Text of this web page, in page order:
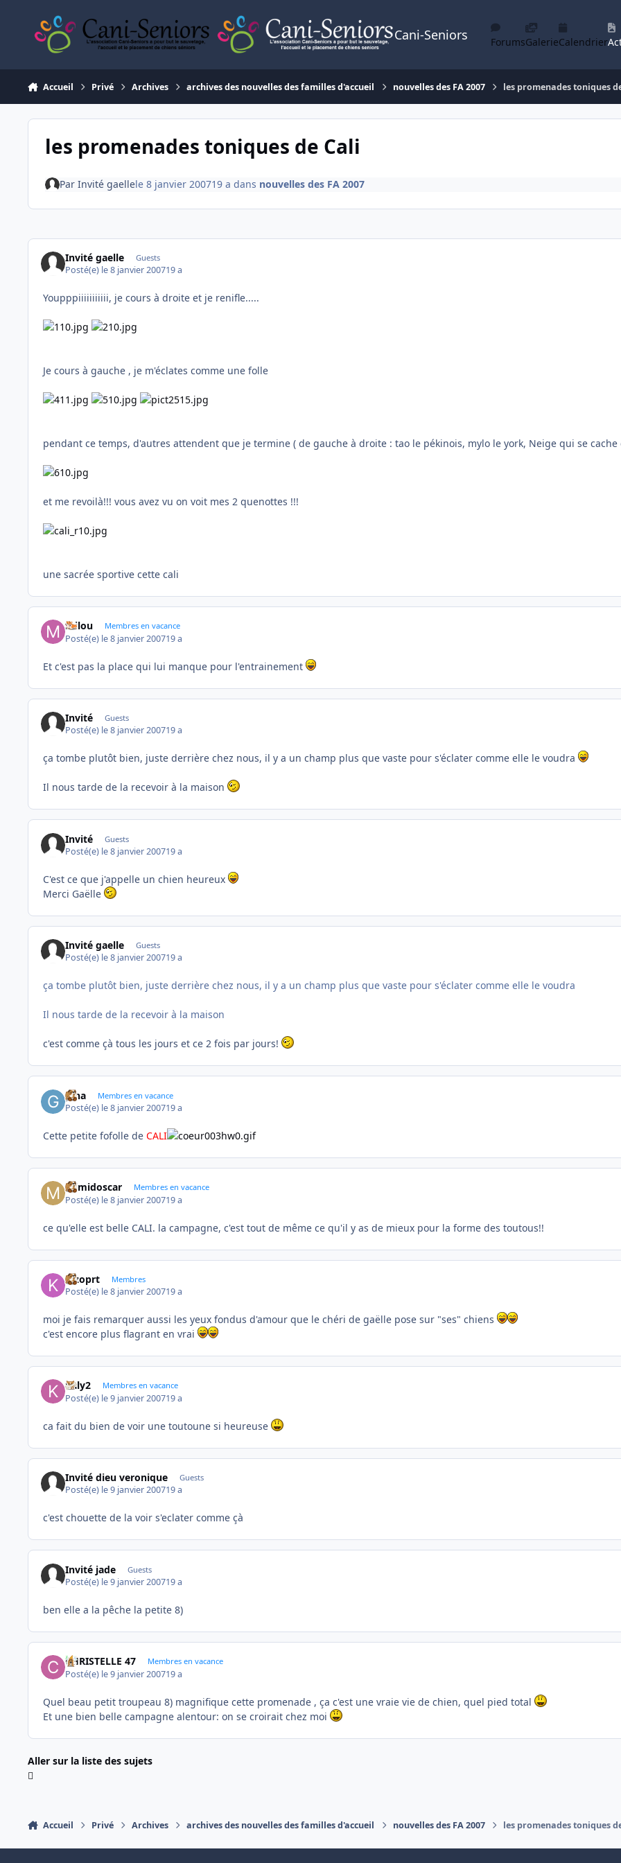
Cani-Seniors ForumsGalerieCalendrier
Accueil Privé Archives archives des nouvelles des familles d'accueil nouvelles des FA 2007 les promenades toniques
les promenades toniques de Cali
Par Invité gaellele 8 janvier 200719 a dans nouvelles des FA 2007
Invité gaelle Guests
Posté(e) le 8 janvier 200719 a
Youpppiiiiiiiiiii, je cours à droite et je renifle.....
Je cours à gauche , je m'éclates comme une folle
pendant ce temps, d'autres attendent que je termine ( de gauche à droite : tao le pékinois, mylo le york, Neige qui se cache
et me revoilà!!! vous avez vu on voit mes 2 quenottes !!!
une sacrée sportive cette cali
milou Membres en vacance
Posté(e) le 8 janvier 200719 a
Et c'est pas la place qui lui manque pour l'entrainement
Invité Guests
Posté(e) le 8 janvier 200719 a
ça tombe plutôt bien, juste derrière chez nous, il y a un champ plus que vaste pour s'éclater comme elle le voudra
Il nous tarde de la recevoir à la maison
Invité Guests
Posté(e) le 8 janvier 200719 a
C'est ce que j'appelle un chien heureux
Merci Gaëlle
Invité gaelle Guests
Posté(e) le 8 janvier 200719 a
ça tombe plutôt bien, juste derrière chez nous, il y a un champ plus que vaste pour s'éclater comme elle le voudra
Il nous tarde de la recevoir à la maison
c'est comme çà tous les jours et ce 2 fois par jours!
gina Membres en vacance
Posté(e) le 8 janvier 200719 a
Cette petite fofolle de CALI
mimidoscar Membres en vacance
Posté(e) le 8 janvier 200719 a
ce qu'elle est belle CALI. la campagne, c'est tout de même ce qu'il y as de mieux pour la forme des toutous!!
kizoprt Membres
Posté(e) le 8 janvier 200719 a
moi je fais remarquer aussi les yeux fondus d'amour que le chéri de gaëlle pose sur "ses" chiens
c'est encore plus flagrant en vrai
kaly2 Membres en vacance
Posté(e) le 9 janvier 200719 a
ca fait du bien de voir une toutoune si heureuse
Invité dieu veronique Guests
Posté(e) le 9 janvier 200719 a
c'est chouette de la voir s'eclater comme çà
Invité jade Guests
Posté(e) le 9 janvier 200719 a
ben elle a la pêche la petite 8)
CHRISTELLE 47 Membres en vacance
Posté(e) le 9 janvier 200719 a
Quel beau petit troupeau 8) magnifique cette promenade , ça c'est une vraie vie de chien, quel pied total
Et une bien belle campagne alentour: on se croirait chez moi
Aller sur la liste des sujets
Accueil Privé Archives archives des nouvelles des familles d'accueil nouvelles des FA 2007 les promenades toniques